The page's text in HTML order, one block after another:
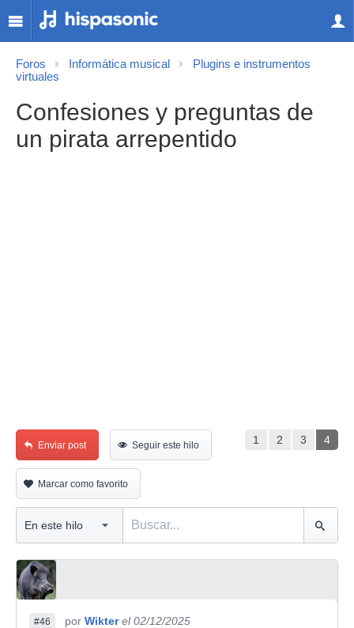
Foros Informática musical
Plugins e instrumentos
virtuales
Confesiones y preguntas de
un pirata arrepentido
1 2 3 4
Enviar post Seguir este hilo
Marcar como favorito
#46 por Wikter el 02/12/2025